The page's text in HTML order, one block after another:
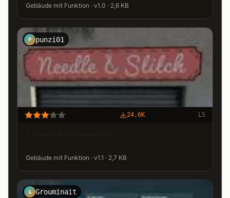
Gebäude mit Funktion · v1.0 · 2,6 KB
P punzi01
24.6K LS
Gebäude mit Funktion · v1.1 · 2,7 KB
G Grouminait